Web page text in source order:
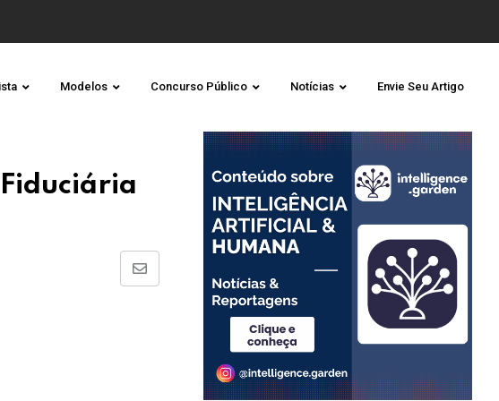
Modelos Concurso Público Notícias Envie Seu Artigo
Share